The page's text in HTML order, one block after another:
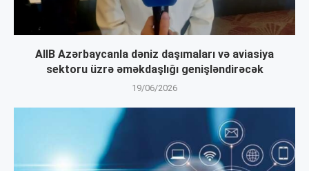
AIIB Azərbaycanla dəniz daşımaları və aviasiya
sektoru üzrə əməkdaşlığı genişləndirəcək
19/06/2026